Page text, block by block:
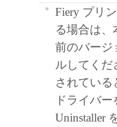
Fiery プリ
る場合は
前のバージ
ルしてく
されてい
ドライバ
Uninstaller